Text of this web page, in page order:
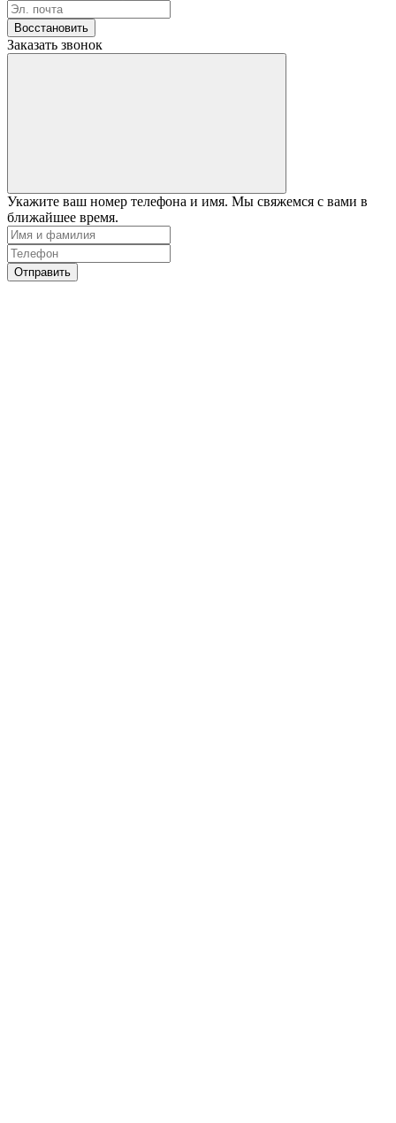
Восстановить
Заказать звонок
Укажите ваш номер телефона и имя. Мы свяжемся с вами в
ближайшее время.
Отправить